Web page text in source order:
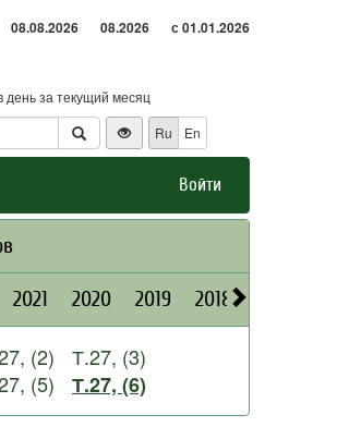
08.08.2026 08.2026 с 01.01.2026
день за текущий месяц
Ru
En
Войти
2021 2020 2019 2018
(2)
Т.27, (3)
(5) Т.27, (6)